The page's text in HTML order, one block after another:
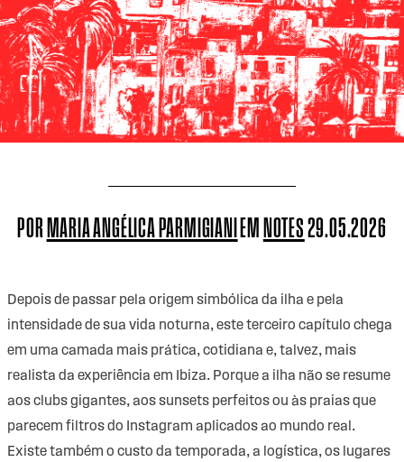
PORMARIA ANGÉLICA PARMIGIANIEMNOTES29.05.2026
Depois de passar pela origem simbólica da ilha e pela
intensidade de sua vida noturna, este terceiro capítulo chega
em uma camada mais prática, cotidiana e, talvez, mais
realista da experiência em Ibiza. Porque a ilha não se resume
aos clubs gigantes, aos sunsets perfeitos ou às praias que
parecem filtros do Instagram aplicados ao mundo real.
Existe também o custo da temporada, a logística, os lugares